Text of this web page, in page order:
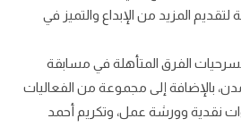
المزيد من الإبداع والتميز في
الفرق المتأهلة في مسابقة
والقادمة من 8 مدن، بالإضافة إلى مجموعة من الفعاليات
نقدية وورشة عمل، وتكريم أحمد